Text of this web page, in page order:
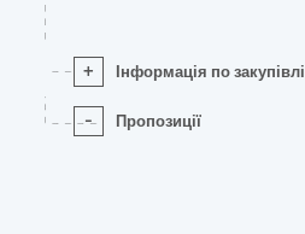
+ Інформація по закупівлі
- Пропозиції